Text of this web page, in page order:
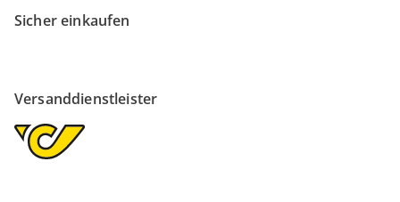
Sicher einkaufen
Versanddienstleister